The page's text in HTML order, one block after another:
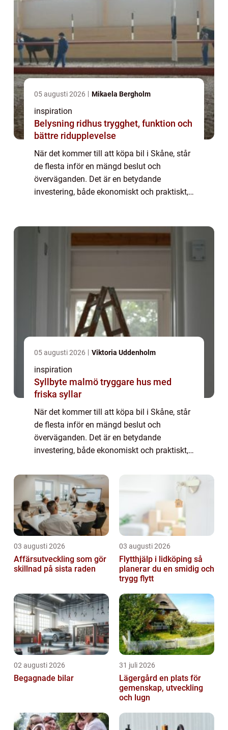
05 augusti 2026 Mikaela Bergholm
inspiration
Belysning ridhus trygghet, funktion och
bättre ridupplevelse
När det kommer till att köpa bil i Skåne, står
de flesta inför en mängd beslut och
överväganden. Det är en betydande
investering, både ekonomiskt och praktiskt,
05 augusti 2026 Viktoria Uddenholm
inspiration
Syllbyte malmö tryggare hus med
friska syllar
När det kommer till att köpa bil i Skåne, står
de flesta inför en mängd beslut och
överväganden. Det är en betydande
investering, både ekonomiskt och praktiskt,
03 augusti 2026
Affärsutveckling som gör
skillnad på sista raden
03 augusti 2026
Flytthjälp i lidköping så
planerar du en smidig och
trygg flytt
02 augusti 2026
Begagnade bilar
31 juli 2026
Lägergård en plats för
gemenskap, utveckling
och lugn